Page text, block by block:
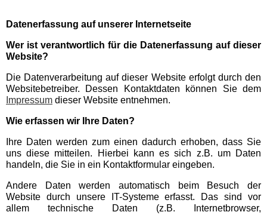
Funny-World
Schwaben Park
Steinwasen Park
Tatzmania
Traumland auf der
Bärenhöhle
Bayern Freizeitparks
Datenerfassung auf unserer Internetseite
Wer ist verantwortlich für die Datenerfassung auf dieser
Website?
Die Datenverarbeitung auf dieser Website erfolgt durch den
Websitebetreiber. Dessen Kontaktdaten können Sie dem
Impressum dieser Website entnehmen.
Wie erfassen wir Ihre Daten?
Ihre Daten werden zum einen dadurch erhoben, dass Sie
uns diese mitteilen. Hierbei kann es sich z.B. um Daten
handeln, die Sie in ein Kontaktformular eingeben.
Andere Daten werden automatisch beim Besuch der
Website durch unsere IT-Systeme erfasst. Das sind vor
allem technische Daten (z.B. Internetbrowser,